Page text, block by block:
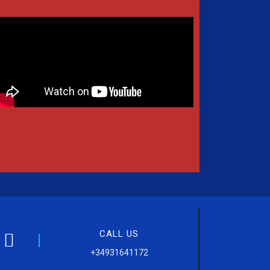
CALL US
+34931641172